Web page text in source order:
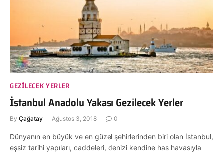
GEZILECEK YERLER
İstanbul Anadolu Yakası Gezilecek Yerler
By Çağatay Ağustos 3, 2018 0
Dünyanın en büyük ve en güzel şehirlerinden biri olan İstanbul,
eşsiz tarihi yapıları, caddeleri, denizi kendine has havasıyla